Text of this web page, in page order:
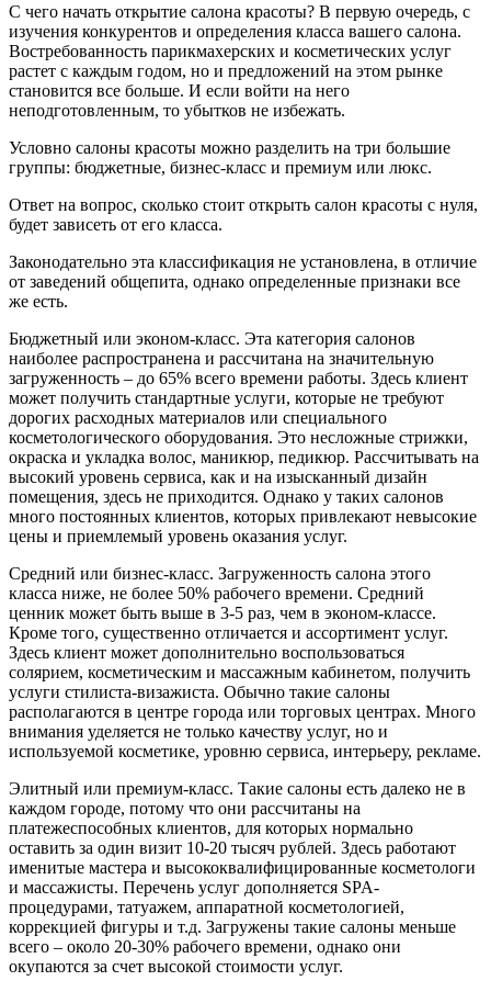
С чего начать открытие салона красоты? В первую очередь, с
изучения конкурентов и определения класса вашего салона.
Востребованность парикмахерских и косметических услуг
растет с каждым годом, но и предложений на этом рынке
становится все больше. И если войти на него
неподготовленным, то убытков не избежать.
Условно салоны красоты можно разделить на три большие
группы: бюджетные, бизнес-класс и премиум или люкс.
Ответ на вопрос, сколько стоит открыть салон красоты с нуля,
будет зависеть от его класса.
Законодательно эта классификация не установлена, в отличие
от заведений общепита, однако определенные признаки все
же есть.
Бюджетный или эконом-класс. Эта категория салонов
наиболее распространена и рассчитана на значительную
загруженность – до 65% всего времени работы. Здесь клиент
может получить стандартные услуги, которые не требуют
дорогих расходных материалов или специального
косметологического оборудования. Это несложные стрижки,
окраска и укладка волос, маникюр, педикюр. Рассчитывать на
высокий уровень сервиса, как и на изысканный дизайн
помещения, здесь не приходится. Однако у таких салонов
много постоянных клиентов, которых привлекают невысокие
цены и приемлемый уровень оказания услуг.
Средний или бизнес-класс. Загруженность салона этого
класса ниже, не более 50% рабочего времени. Средний
ценник может быть выше в 3-5 раз, чем в эконом-классе.
Кроме того, существенно отличается и ассортимент услуг.
Здесь клиент может дополнительно воспользоваться
солярием, косметическим и массажным кабинетом, получить
услуги стилиста-визажиста. Обычно такие салоны
располагаются в центре города или торговых центрах. Много
внимания уделяется не только качеству услуг, но и
используемой косметике, уровню сервиса, интерьеру, рекламе.
Элитный или премиум-класс. Такие салоны есть далеко не в
каждом городе, потому что они рассчитаны на
платежеспособных клиентов, для которых нормально
оставить за один визит 10-20 тысяч рублей. Здесь работают
именитые мастера и высококвалифицированные косметологи
и массажисты. Перечень услуг дополняется SPA-
процедурами, татуажем, аппаратной косметологией,
коррекцией фигуры и т.д. Загружены такие салоны меньше
всего – около 20-30% рабочего времени, однако они
окупаются за счет высокой стоимости услуг.